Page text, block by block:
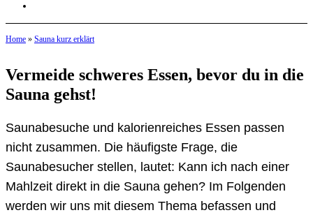
Home » Sauna kurz erklärt
Vermeide schweres Essen, bevor du in die
Sauna gehst!
Saunabesuche und kalorienreiches Essen passen
nicht zusammen. Die häufigste Frage, die
Saunabesucher stellen, lautet: Kann ich nach einer
Mahlzeit direkt in die Sauna gehen? Im Folgenden
werden wir uns mit diesem Thema befassen und